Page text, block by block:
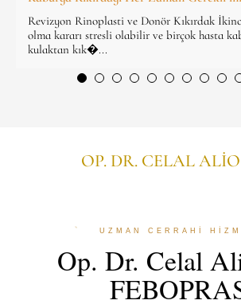
Revizyon Rinoplasti ve Donör Kıkırdak
olma kararı stresli olabilir ve birçok hasta
kulaktan kık�...
OP. DR. CELAL
UZMAN CERRAHİ
Op. Dr. Celal